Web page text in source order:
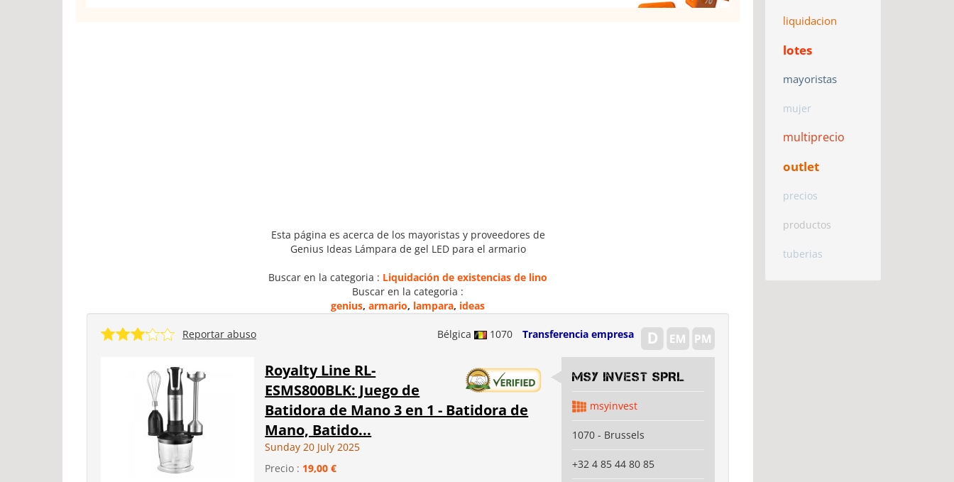
Esta página es acerca de los mayoristas y proveedores de
Genius Ideas Lámpara de gel LED para el armario
Buscar en la categoria : Liquidación de existencias de lino
Buscar en la categoria :
genius, armario, lampara, ideas
Bélgica 1070 Transferencia empresa
Reportar abuso
Royalty Line RL-
ESMS800BLK: Juego de
Batidora de Mano 3 en 1 - Batidora de
Mano, Batido...
Sunday 20 July 2025
Precio : 19,00 €
MSY INVEST SPRL
msyinvest
1070 - Brussels
+32 4 85 44 80 85
liquidacion
lotes
mayoristas
mujer
multiprecio
outlet
precios
productos
tuberias